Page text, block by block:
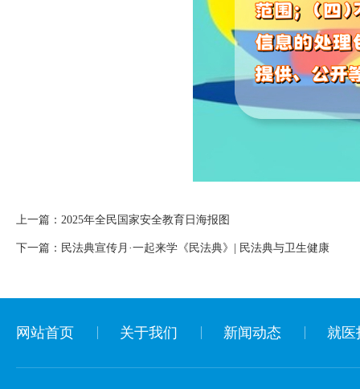
上一篇： 2025年全民国家安全教育日海报图
下一篇： 民法典宣传月·一起来学《民法典》| 民法典与卫生健康
网站首页 关于我们 新闻动态 就医